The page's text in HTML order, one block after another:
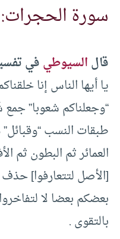
سورة الحجرات:
قالالسيوطيفي
يا أيها الناس إنا
“وجعلناكم شعوبا”
طبقات النسب
العمائر ثم البطون ثم
[الأصل لتتعارفوا]
بعضكم بعضا لا
بالتقوى .